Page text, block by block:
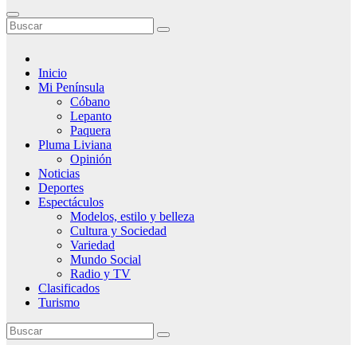
Inicio
Mi Península
Cóbano
Lepanto
Paquera
Pluma Liviana
Opinión
Noticias
Deportes
Espectáculos
Modelos, estilo y belleza
Cultura y Sociedad
Variedad
Mundo Social
Radio y TV
Clasificados
Turismo